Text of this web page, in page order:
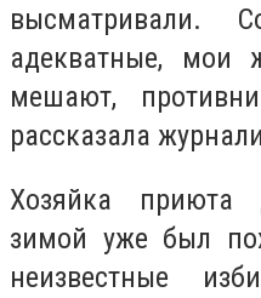
высматривали.
адекватные, мои
мешают,
рассказала
Хозяйка приюта
зимой уже был
неизвестные